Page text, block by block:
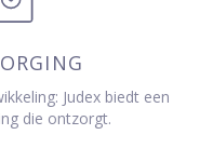
Judex biedt een
die ontzorgt.